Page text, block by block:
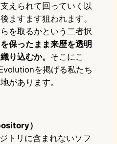
えられて回っていく以
ますます狙われます。
を取るかという二者択
を保ったまま来歴を透明
り込むか。 そこにこ
を掲げる私たち
があります。
）
トリに含まれないソフ